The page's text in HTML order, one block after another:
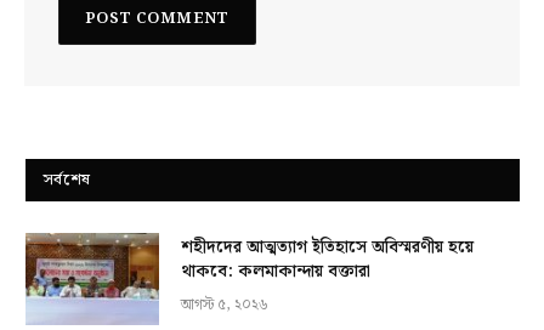
সর্বশেষ
শহীদদের আত্মত্যাগ ইতিহাসে অবিস্মরণীয় হয়ে
থাকবে: কলমাকান্দায় বক্তারা
আগস্ট ৫, ২০২৬